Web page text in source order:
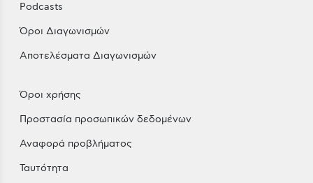
Podcasts
Όροι Διαγωνισμών
Αποτελέσματα Διαγωνισμών
Όροι χρήσης
Προστασία προσωπικών δεδομένων
Αναφορά προβλήματος
Ταυτότητα